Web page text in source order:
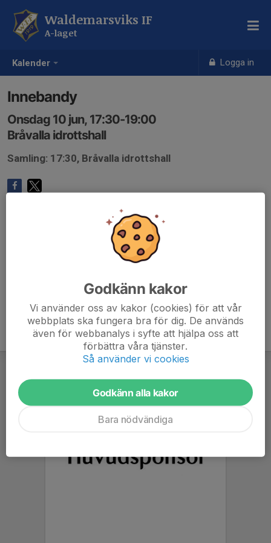
Kalender Logga in
Waldemarsviks IF
A-laget
Innebandy
Onsdag 10 jun, 17:30-19:00
Bråvalla idrottshall
Samling: 17:30, Bråvalla idrottshall
Godkänn kakor
Vi använder oss av kakor (cookies) för att vår
webbplats ska fungera bra för dig. De används
även för webbanalys i syfte att hjälpa oss att
förbättra våra tjänster.
Så använder vi cookies
Godkänn alla kakor
Bara nödvändiga